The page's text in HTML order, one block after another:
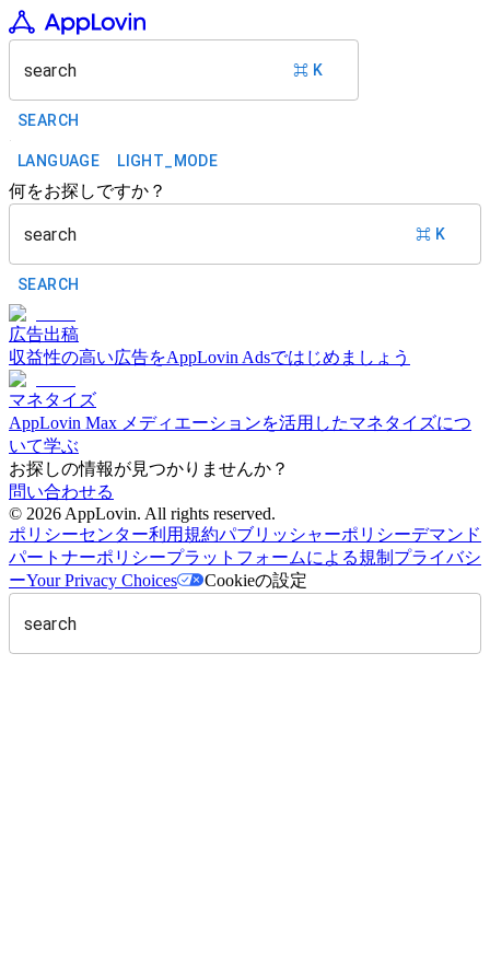
search ⌘ K
SEARCH
LANGUAGE LIGHT_MODE
何をお探しですか？
search ⌘ K
SEARCH
広告出稿
収益性の高い広告をAppLovin Adsではじめましょう
マネタイズ
AppLovin Max メディエーションを活用したマネタイズにつ
いて学ぶ
お探しの情報が見つかりませんか？
問い合わせる
© 2026 AppLovin. All rights reserved.
ポリシーセンター利用規約パブリッシャーポリシーデマンド
パートナーポリシープラットフォームによる規制 プライバシ
ーYour Privacy Choices Cookieの設定
search